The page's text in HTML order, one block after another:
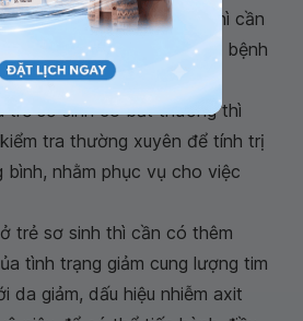
huyết áp cho trẻ sơ sinh thì cần
chân để có thể phát hiện bệnh
chủ.
trẻ sơ sinh có bất thường thì
tra thường xuyên để tính trị
bình, nhằm phục vụ cho việc
trẻ sơ sinh thì cần có thêm
tình trạng giảm cung lượng tim
da giảm, dấu hiệu nhiễm axit